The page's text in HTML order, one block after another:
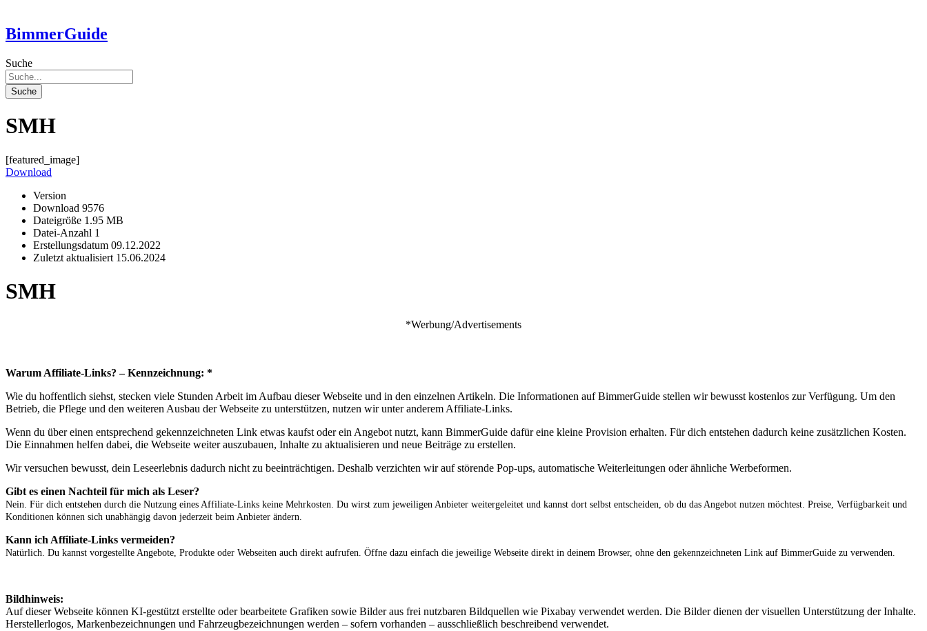
BimmerGuide
Suche
Suche
SMH
[featured_image]
Download
Version
Download 9576
Dateigröße 1.95 MB
Datei-Anzahl 1
Erstellungsdatum 09.12.2022
Zuletzt aktualisiert 15.06.2024
SMH
*Werbung/Advertisements
Warum Affiliate-Links? – Kennzeichnung: *
Wie du hoffentlich siehst, stecken viele Stunden Arbeit im Aufbau dieser Webseite und in den einzelnen Artikeln. Die Informationen auf BimmerGuide stellen wir bewusst kostenlos zur Verfügung. Um den
Betrieb, die Pflege und den weiteren Ausbau der Webseite zu unterstützen, nutzen wir unter anderem Affiliate-Links.
Wenn du über einen entsprechend gekennzeichneten Link etwas kaufst oder ein Angebot nutzt, kann BimmerGuide dafür eine kleine Provision erhalten. Für dich entstehen dadurch keine zusätzlichen Kosten.
Die Einnahmen helfen dabei, die Webseite weiter auszubauen, Inhalte zu aktualisieren und neue Beiträge zu erstellen.
Wir versuchen bewusst, dein Leseerlebnis dadurch nicht zu beeinträchtigen. Deshalb verzichten wir auf störende Pop-ups, automatische Weiterleitungen oder ähnliche Werbeformen.
Gibt es einen Nachteil für mich als Leser?
Nein. Für dich entstehen durch die Nutzung eines Affiliate-Links keine Mehrkosten. Du wirst zum jeweiligen Anbieter weitergeleitet und kannst dort selbst entscheiden, ob du das Angebot nutzen möchtest. Preise, Verfügbarkeit und
Konditionen können sich unabhängig davon jederzeit beim Anbieter ändern.
Kann ich Affiliate-Links vermeiden?
Natürlich. Du kannst vorgestellte Angebote, Produkte oder Webseiten auch direkt aufrufen. Öffne dazu einfach die jeweilige Webseite direkt in deinem Browser, ohne den gekennzeichneten Link auf BimmerGuide zu verwenden.
Bildhinweis:
Auf dieser Webseite können KI-gestützt erstellte oder bearbeitete Grafiken sowie Bilder aus frei nutzbaren Bildquellen wie Pixabay verwendet werden. Die Bilder dienen der visuellen Unterstützung der Inhalte.
Herstellerlogos, Markenbezeichnungen und Fahrzeugbezeichnungen werden – sofern vorhanden – ausschließlich beschreibend verwendet.